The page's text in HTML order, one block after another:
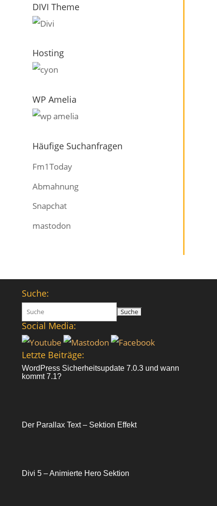
DIVI Theme
Hosting
WP Amelia
Häufige Suchanfragen
Fm1Today
Abmahnung
Snapchat
mastodon
Suche:
Suchen
nach:
Social Media:
Letzte Beiträge:
WordPress Sicherheitsupdate 7.0.3 und wann
kommt 7.1?
Der Parallax Text – Sektion Effekt
Divi 5 – Animierte Hero Sektion